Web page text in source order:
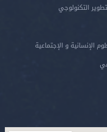
التكنولوجي
الإنسانية و الإجتماعية